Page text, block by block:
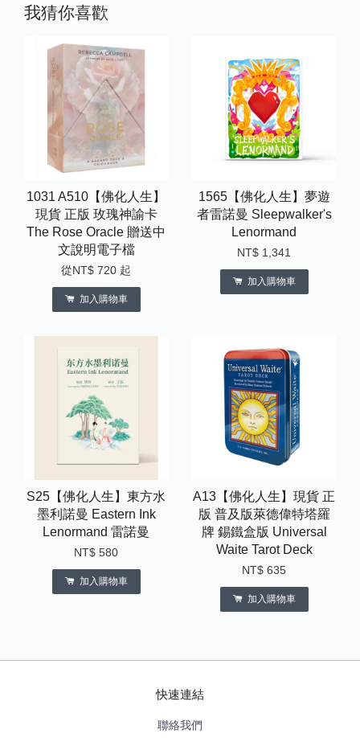
我猜你喜歡
1031 A510【佛化人生】
現貨 正版 玫瑰神諭卡
The Rose Oracle 贈送中
文說明電子檔
從NT$ 720 起
加入購物車
1565【佛化人生】夢遊
者雷諾曼 Sleepwalker's
Lenormand
NT$ 1,341
加入購物車
S25【佛化人生】東方水
墨利諾曼 Eastern Ink
Lenormand 雷諾曼
NT$ 580
加入購物車
A13【佛化人生】現貨 正
版 普及版萊德偉特塔羅
牌 錫鐵盒版 Universal
Waite Tarot Deck
NT$ 635
加入購物車
快速連結
聯絡我們